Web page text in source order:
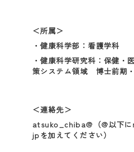
＜所属＞
・健康科学部：看護学科
・健康科学研究科：保健・
策システム領域 博士前期
＜連絡先＞
atsuko_chiba@（@以下
jpを加えてください）